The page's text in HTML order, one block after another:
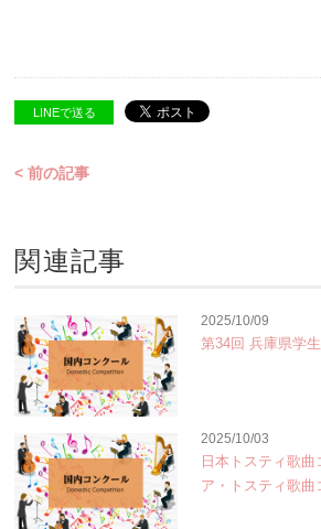
LINEで送る
< 前の記事
関連記事
2025/10/09
第34回 兵庫県学
2025/10/03
日本トスティ歌曲
ア・トスティ歌曲